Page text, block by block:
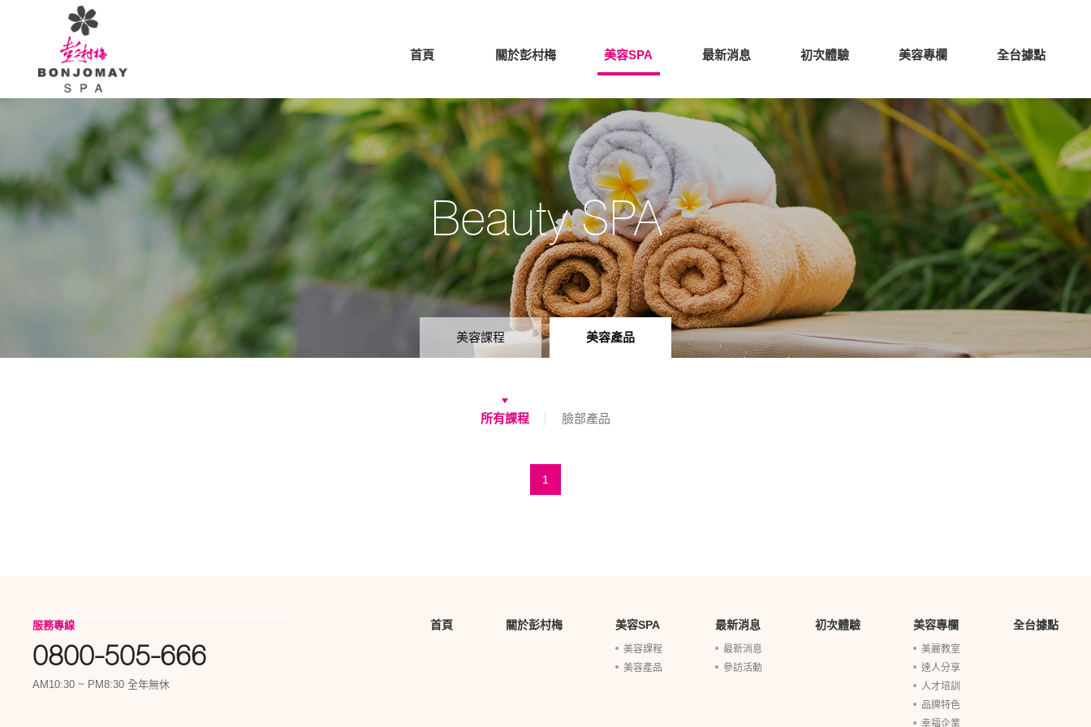
首頁 關於彭村梅 美容SPA 最新消息 初次體驗 美容專欄 全台據點
Beauty SPA
美容課程 美容產品
所有課程 臉部產品
1
首頁 關於彭村梅 美容SPA
美容課程
美容產品
最新消息
最新消息
參訪活動
初次體驗 美容專欄
美麗教室
達人分享
人才培訓
品牌特色
幸福企業
全台據點
服務專線
0800-505-666
AM10:30 ~ PM8:30 全年無休